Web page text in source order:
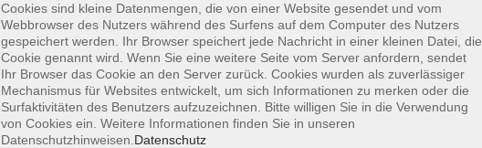
Cookies sind kleine Datenmengen, die von einer Website gesendet und vom
Webbrowser des Nutzers während des Surfens auf dem Computer des Nutzers
gespeichert werden. Ihr Browser speichert jede Nachricht in einer kleinen Datei, die
Cookie genannt wird. Wenn Sie eine weitere Seite vom Server anfordern, sendet
Ihr Browser das Cookie an den Server zurück. Cookies wurden als zuverlässiger
Mechanismus für Websites entwickelt, um sich Informationen zu merken oder die
Surfaktivitäten des Benutzers aufzuzeichnen. Bitte willigen Sie in die Verwendung
von Cookies ein. Weitere Informationen finden Sie in unseren
Datenschutzhinweisen. Datenschutz